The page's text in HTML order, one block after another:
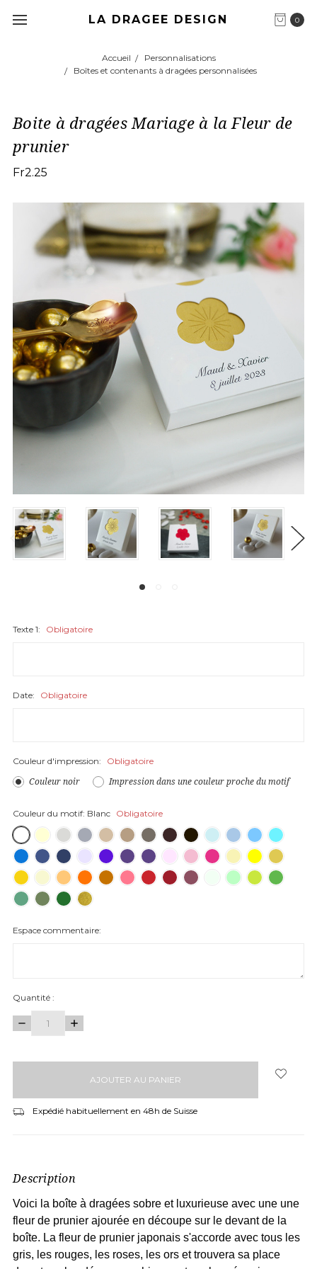
0
LA DRAGEE DESIGN
Accueil
Personnalisations
Boîtes et contenants à dragées personnalisées
Boite à dragées Mariage à la Fleur de
prunier
Fr2.25
Texte 1: Obligatoire
Date: Obligatoire
Couleur d'impression: Obligatoire
Couleur noir Impression dans une couleur proche du motif
Couleur du motif: Blanc Obligatoire
Espace commentaire:
Quantité :
DIMINUER
LA
AUGMENTER
LA
Expédié habituellement en 48h de Suisse
Description
Voici la boîte à dragées sobre et luxurieuse avec une une
fleur de prunier ajourée en découpe sur le devant de la
boîte. La fleur de prunier japonais s'accorde avec tous les
gris, les rouges, les roses, les ors et trouvera sa place